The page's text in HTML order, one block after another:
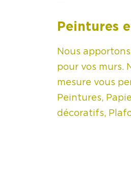
Peintures
Nous
pour vos murs.
mesure vous
Peintures,
décoratifs,